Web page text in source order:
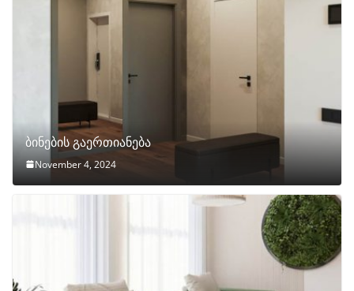
ბინების გაერთიანება
November 4, 2024